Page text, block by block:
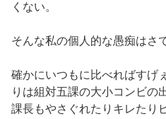
くない。
そんな私の個人的な愚痴はさ
確かにいつもに比べればすげ
りは組対五課の大小コンビの
課長もやさぐれたりキレたり